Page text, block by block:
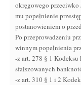
okręgowego przeciwko
mu popełnienie
postanowieniem o
Po przeprowadzeniu
winnym popełnienia
-z art. 278 § 1
sfałszowanych
-z art. 310 § 1 i 2